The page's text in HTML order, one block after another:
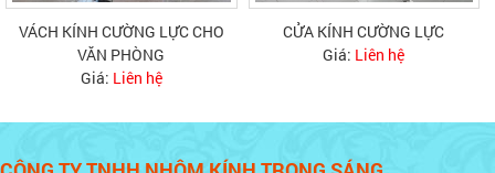
VÁCH KÍNH CƯỜNG LỰC CHO
VĂN PHÒNG
Giá: Liên hệ
CỬA KÍNH CƯỜNG LỰC
Giá: Liên hệ